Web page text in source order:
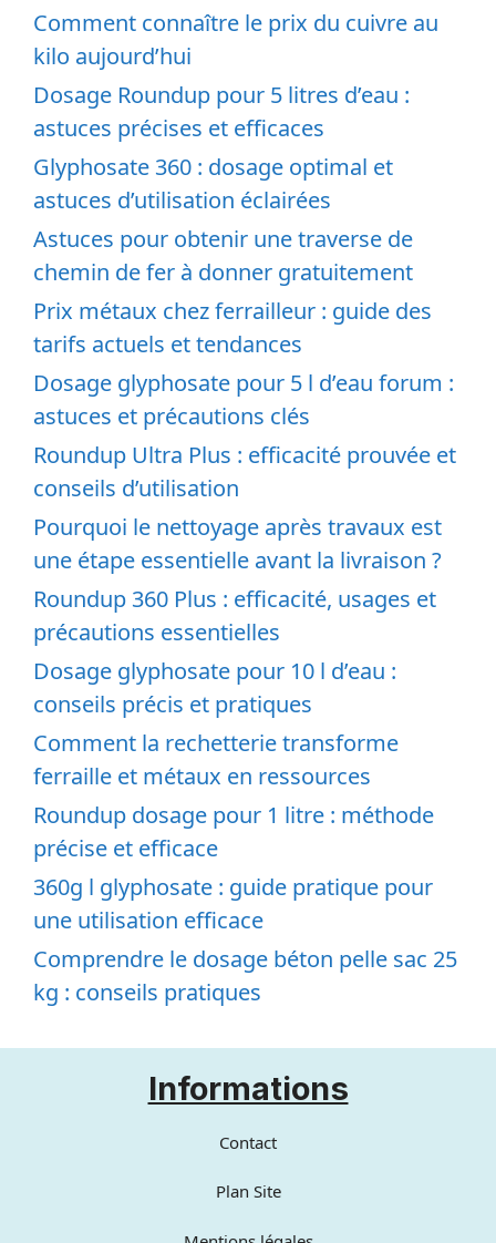
Comment connaître le prix du cuivre au
kilo aujourd’hui
Dosage Roundup pour 5 litres d’eau :
astuces précises et efficaces
Glyphosate 360 : dosage optimal et
astuces d’utilisation éclairées
Astuces pour obtenir une traverse de
chemin de fer à donner gratuitement
Prix métaux chez ferrailleur : guide des
tarifs actuels et tendances
Dosage glyphosate pour 5 l d’eau forum :
astuces et précautions clés
Roundup Ultra Plus : efficacité prouvée et
conseils d’utilisation
Pourquoi le nettoyage après travaux est
une étape essentielle avant la livraison ?
Roundup 360 Plus : efficacité, usages et
précautions essentielles
Dosage glyphosate pour 10 l d’eau :
conseils précis et pratiques
Comment la rechetterie transforme
ferraille et métaux en ressources
Roundup dosage pour 1 litre : méthode
précise et efficace
360g l glyphosate : guide pratique pour
une utilisation efficace
Comprendre le dosage béton pelle sac 25
kg : conseils pratiques
Informations
Contact
Plan Site